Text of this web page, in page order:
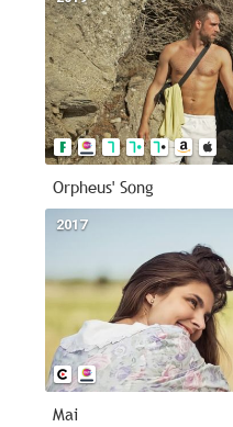
Orpheus' Song
2017
Mai